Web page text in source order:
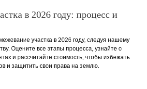
в 2026 году: процесс и
участка в 2026 году, следуя нашему
Оцените все этапы процесса, узнайте о
и рассчитайте стоимость, чтобы избежать
и защитить свои права на землю.